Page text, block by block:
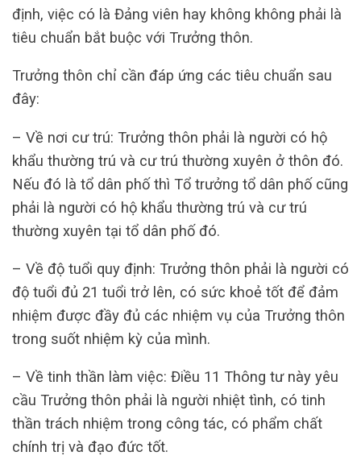
định, việc có là Đảng viên hay không không phải là
tiêu chuẩn bắt buộc với Trưởng thôn.
Trưởng thôn chỉ cần đáp ứng các tiêu chuẩn sau
đây:
– Về nơi cư trú: Trưởng thôn phải là người có hộ
khẩu thường trú và cư trú thường xuyên ở thôn đó.
Nếu đó là tổ dân phố thì Tổ trưởng tổ dân phố cũng
phải là người có hộ khẩu thường trú và cư trú
thường xuyên tại tổ dân phố đó.
– Về độ tuổi quy định: Trưởng thôn phải là người có
độ tuổi đủ 21 tuổi trở lên, có sức khoẻ tốt để đảm
nhiệm được đầy đủ các nhiệm vụ của Trưởng thôn
trong suốt nhiệm kỳ của mình.
– Về tinh thần làm việc: Điều 11 Thông tư này yêu
cầu Trưởng thôn phải là người nhiệt tình, có tinh
thần trách nhiệm trong công tác, có phẩm chất
chính trị và đạo đức tốt.